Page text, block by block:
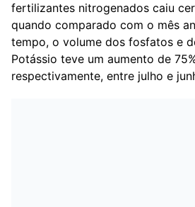
fertilizantes nitrogenados caiu
quando comparado com o mês
tempo, o volume dos fosfatos e
Potássio teve um aumento de
respectivamente, entre julho e